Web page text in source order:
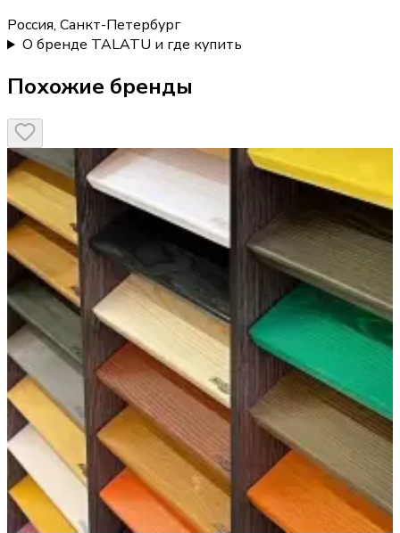
Россия, Санкт-Петербург
О бренде TALATU и где купить
Похожие бренды